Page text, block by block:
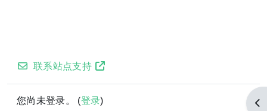
打
联系站点支持
您尚未登录。 (登录)